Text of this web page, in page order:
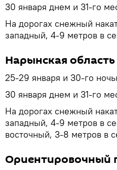
30 января днем и 31-го
На дорогах снежный
западный, 4-9 метров в
Нарынская область
25-29 января и 30-го
30 января днем и 31-го
На дорогах снежный
западный, 4-9 метров в
восточный, 3-8 метров в
Ориентировочный